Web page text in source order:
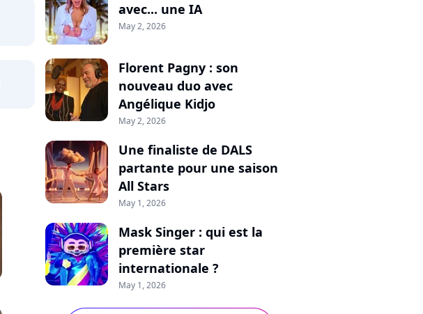
avec... une IA
May 2, 2026
Florent Pagny : son
nouveau duo avec
Angélique Kidjo
May 2, 2026
Une finaliste de DALS
partante pour une saison
All Stars
May 1, 2026
Mask Singer : qui est la
première star
internationale ?
May 1, 2026